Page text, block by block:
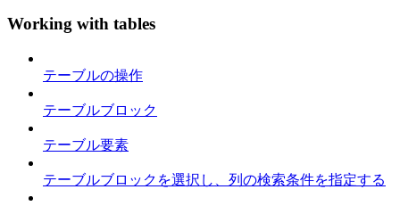
Working with tables
テーブルの操作
テーブルブロック
テーブル要素
テーブルブロックを選択し、列の検索条件を指定する